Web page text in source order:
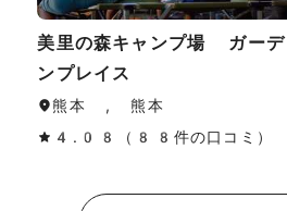
美里の森キャンプ場 ガーデ
ンプレイス
熊本 , 熊本
4.08（88件の口コミ）